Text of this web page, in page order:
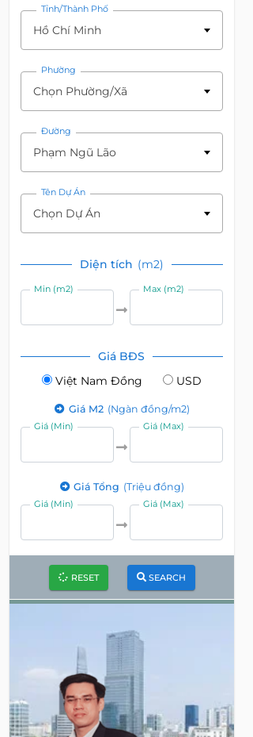
Tỉnh/Thành Phố
Hồ Chí Minh
Phường
Chọn Phường/Xã
Đường
Phạm Ngũ Lão
Tên Dự Án
Chọn Dự Án
Diện tích (m2)
Min (m2) Max (m2)
Giá BĐS
Việt Nam Đồng
USD
Giá M2 (Ngàn đồng/m2)
Giá (Min) Giá (Max)
Giá Tổng (Triệu đồng)
Giá (Min) Giá (Max)
RESET SEARCH